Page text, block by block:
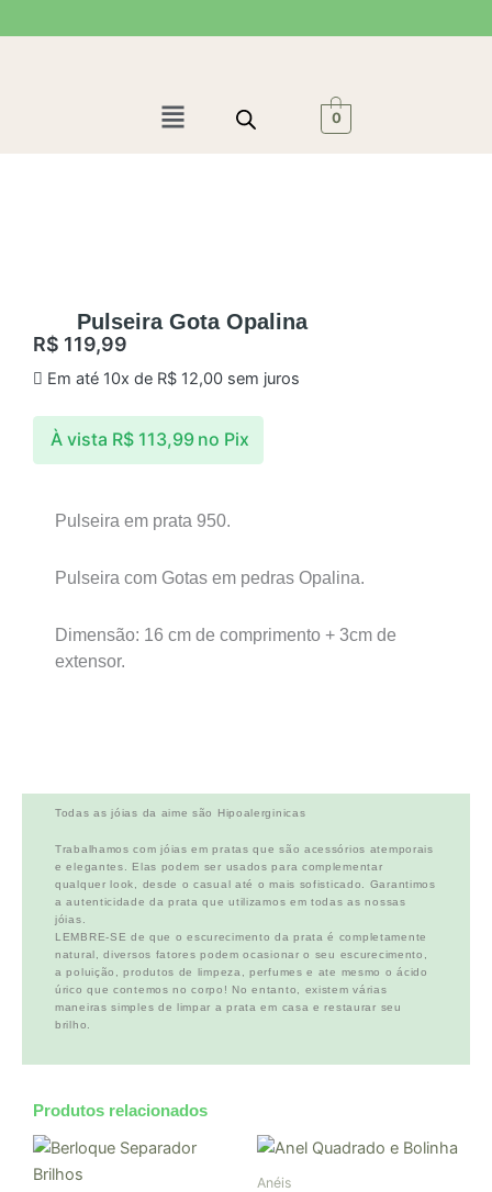
para
Menu 0
Pulseira Gota Opalina
R$ 119,99
Em até 10x de R$12,00sem juros
À vista R$113,99 no Pix
Pulseira em prata 950.
Pulseira com Gotas em pedras Opalina.
Dimensão: 16 cm de comprimento + 3cm de
extensor.
Todas as jóias da aime são Hipoalerginicas
Trabalhamos com jóias em pratas que são acessórios atemporais
e elegantes. Elas podem ser usados para complementar
qualquer look, desde o casual até o mais sofisticado. Garantimos
a autenticidade da prata que utilizamos em todas as nossas
jóias.
LEMBRE-SE de que o escurecimento da prata é completamente
natural, diversos fatores podem ocasionar o seu escurecimento,
a poluição, produtos de limpeza, perfumes e ate mesmo o ácido
úrico que contemos no corpo! No entanto, existem várias
maneiras simples de limpar a prata em casa e restaurar seu
brilho.
Produtos relacionados
Anéis